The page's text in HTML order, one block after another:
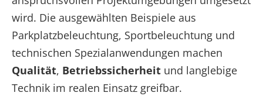
wird. Die ausgewählten Beispiele aus
Parkplatzbeleuchtung, Sportbeleuchtung und
technischen Spezialanwendungen machen
Qualität, Betriebssicherheit und langlebige
Technik im realen Einsatz greifbar.